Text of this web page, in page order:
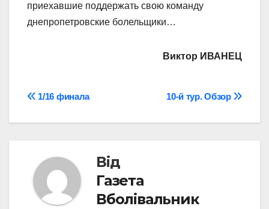
приехавшие поддержать свою команду
днепропетровские болельщики…
Виктор ИВАНЕЦ
Навігація
записів
10-й тур. Обзор
1/16 финала
Від
Газета
Вболівальник